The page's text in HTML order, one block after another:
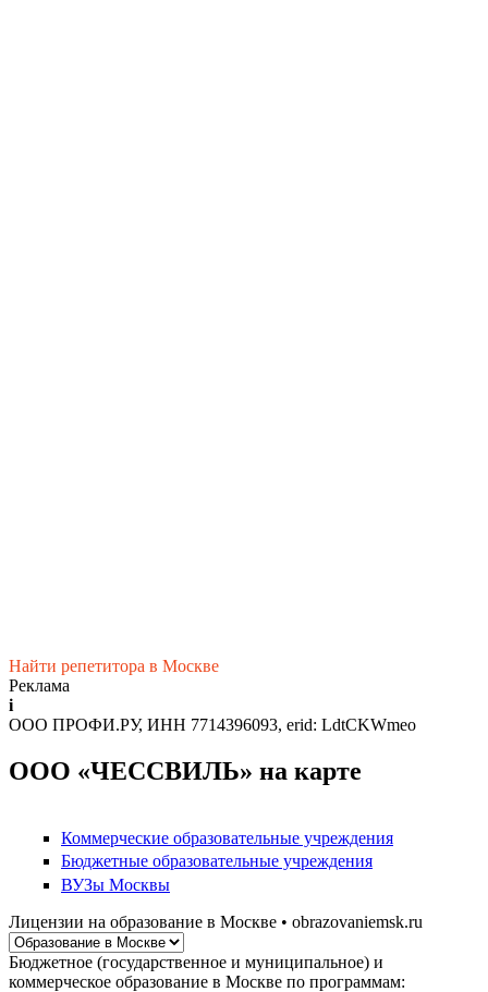
Найти репетитора в Москве
Реклама
i
ООО ПРОФИ.РУ, ИНН 7714396093, erid: LdtCKWmeo
ООО «ЧЕССВИЛЬ» на карте
Коммерческие образовательные учреждения
Бюджетные образовательные учреждения
ВУЗы Москвы
Лицензии на образование в Москве • obrazovaniemsk.ru
Бюджетное (государственное и муниципальное) и
коммерческое образование в Москве по программам: